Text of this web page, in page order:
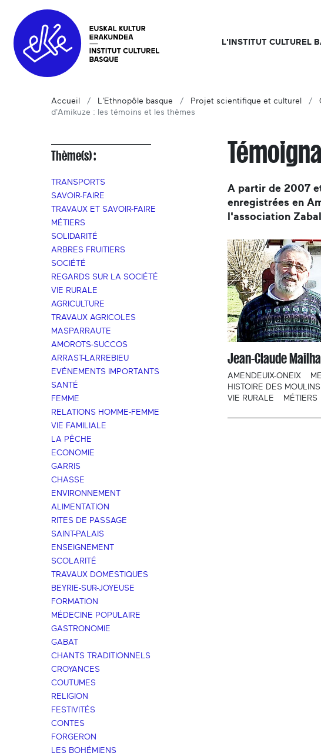
L'INSTITUT CULTUREL
Accueil L'Ethnopôle basque Projet scientifique et culturel
d'Amikuze : les témoins et les thèmes
Thème(s) :
TRANSPORTS
SAVOIR-FAIRE
TRAVAUX ET SAVOIR-FAIRE
MÉTIERS
SOLIDARITÉ
ARBRES FRUITIERS
SOCIÉTÉ
REGARDS SUR LA SOCIÉTÉ
VIE RURALE
AGRICULTURE
TRAVAUX AGRICOLES
MASPARRAUTE
AMOROTS-SUCCOS
ARRAST-LARREBIEU
EVÉNEMENTS IMPORTANTS
SANTÉ
FEMME
RELATIONS HOMME-FEMME
VIE FAMILIALE
LA PÊCHE
ECONOMIE
GARRIS
CHASSE
ENVIRONNEMENT
ALIMENTATION
RITES DE PASSAGE
SAINT-PALAIS
ENSEIGNEMENT
SCOLARITÉ
TRAVAUX DOMESTIQUES
BEYRIE-SUR-JOYEUSE
FORMATION
MÉDECINE POPULAIRE
GASTRONOMIE
GABAT
CHANTS TRADITIONNELS
CROYANCES
COUTUMES
RELIGION
FESTIVITÉS
CONTES
FORGERON
LES BOHÉMIENS
A partir de 2007
enregistrées en
l'association
Jean-Claude
AMENDEUIX-ONEIX
HISTOIRE DES MOULINS
VIE RURALE
MÉTIERS